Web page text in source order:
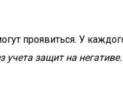
проявиться. У
защит на